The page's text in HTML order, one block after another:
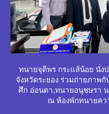
ทนายจุติพร กระแส์น้อย นั่ง
จังหวัดระยอง ร่วมถ่ายภาพ
ศึก อ่อนตา,ทนายอนุชษรา
ณ ห้องพักทนายคว